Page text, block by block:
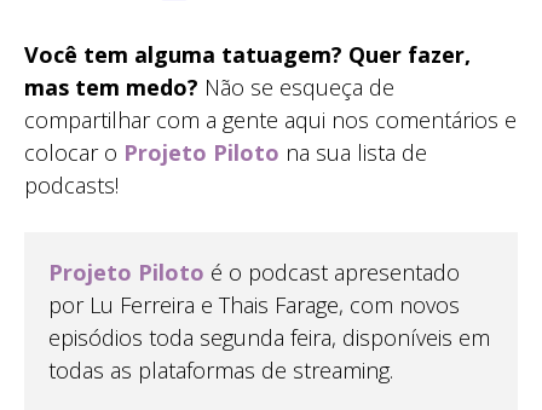
Você tem alguma tatuagem? Quer fazer,
mas tem medo? Não se esqueça de
compartilhar com a gente aqui nos comentários e
colocar o Projeto Piloto na sua lista de
podcasts!
Projeto Piloto é o podcast apresentado
por Lu Ferreira e Thais Farage, com novos
episódios toda segunda feira, disponíveis em
todas as plataformas de streaming.